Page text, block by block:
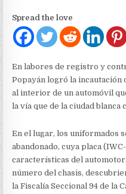
Spread the love
En labores de registro y
Popayán logró la incautación
al interior de un automóvil
la vía que de la ciudad
En el lugar, los uniformados
abandonado, cuya placa
características del
número del chasis,
la Fiscalía Seccional 94 de la